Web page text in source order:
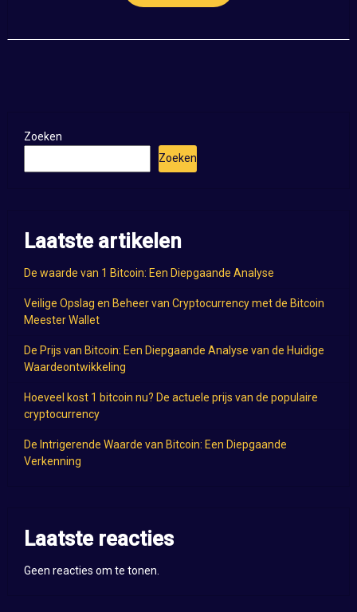
Zoeken
Zoeken
Laatste artikelen
De waarde van 1 Bitcoin: Een Diepgaande Analyse
Veilige Opslag en Beheer van Cryptocurrency met de Bitcoin
Meester Wallet
De Prijs van Bitcoin: Een Diepgaande Analyse van de Huidige
Waardeontwikkeling
Hoeveel kost 1 bitcoin nu? De actuele prijs van de populaire
cryptocurrency
De Intrigerende Waarde van Bitcoin: Een Diepgaande
Verkenning
Laatste reacties
Geen reacties om te tonen.